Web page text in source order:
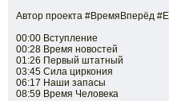
Автор проекта #ВремяВперёд
00:00 Вступление
00:28 Время новостей
01:26 Первый штатный
03:45 Сила циркония
06:17 Наши запасы
08:59 Время Человека